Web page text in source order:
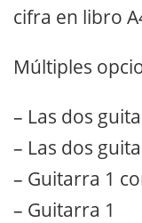
cifra en libro
Múltiples
– Las dos
– Las dos
– Guitarra 1
– Guitarra 1